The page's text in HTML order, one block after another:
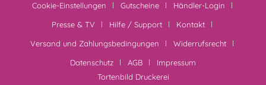
Cookie-Einstellungen Gutscheine
Händler-Login
Presse & TV
Hilfe / Support
Kontakt
Versand und Zahlungsbedingungen
Widerrufsrecht
Datenschutz
AGB
Impressum
Tortenbild Druckerei